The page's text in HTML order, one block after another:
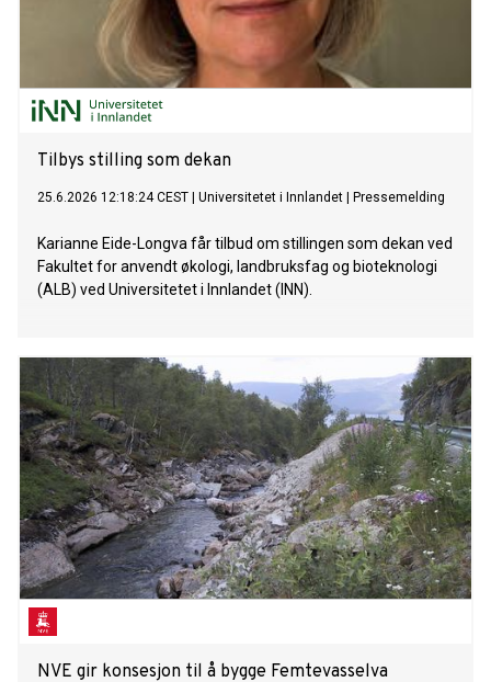
Tilbys stilling som dekan
25.6.2026 12:18:24 CEST Universitetet i Innlandet Pressemelding
Karianne Eide-Longva får tilbud om stillingen som dekan ved
Fakultet for anvendt økologi, landbruksfag og bioteknologi
(ALB) ved Universitetet i Innlandet (INN).
NVE gir konsesjon til å bygge Femtevasselva